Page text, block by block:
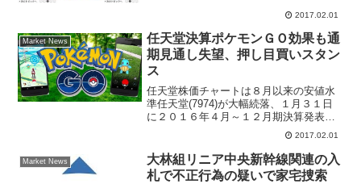
従来予想２７６億円の赤字予想から一転
燃費不正問題で日産...
2017.02.01
Market News
任天堂決算ポケモンＧＯ効果も通
期見通し失望、押し目買いスタン
ス
任天堂株価チャートは８月以来の安値水
準任天堂(7974)が大幅続落、１月３１日
に２０１６年４月～１２月期決算発表
と、２０１７年３月期の業績見通しを発
表。７月に発表されたポケモンＧＯが世
界的なヒットとなり収益に貢献する部分
があった。任天堂株価...
2017.02.01
Market News
大林組リニア中央新幹線関連の入
札で不正行為の疑いで家宅捜索